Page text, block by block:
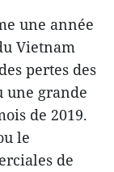
une année
Vietnam
pertes des
une grande
de 2019.
le
de